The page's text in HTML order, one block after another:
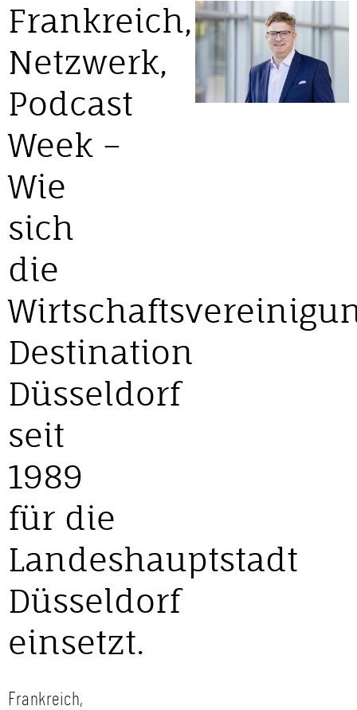
Frankreich,
Netzwerk,
Podcast
Week –
Wie
sich
die
Destination
Düsseldorf
seit
1989
für die
Landeshauptstadt
Düsseldorf
einsetzt.
Frankreich,